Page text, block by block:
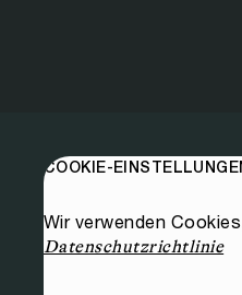
COOKIE-
Wir verwenden
Datenschutzrichtlinie